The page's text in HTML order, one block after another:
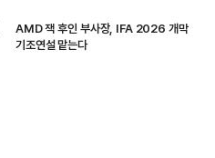
AMD 잭 후인 부사장, IFA 2026 개막
기조연설 맡는다